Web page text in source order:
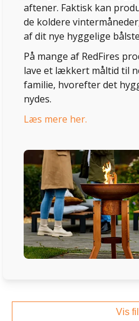
aftener. Faktisk kan
de koldere
af dit nye hyggelige
På mange af RedFires
lave et lækkert måltid til
familie, hvorefter det
nydes.
Læs mere her.
Vis